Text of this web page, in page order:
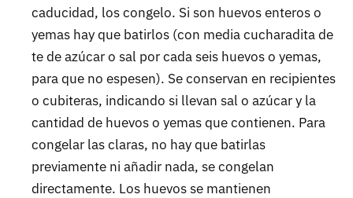
caducidad, los congelo. Si son huevos enteros o
yemas hay que batirlos (con media cucharadita de
te de azúcar o sal por cada seis huevos o yemas,
para que no espesen). Se conservan en recipientes
o cubiteras, indicando si llevan sal o azúcar y la
cantidad de huevos o yemas que contienen. Para
congelar las claras, no hay que batirlas
previamente ni añadir nada, se congelan
directamente. Los huevos se mantienen